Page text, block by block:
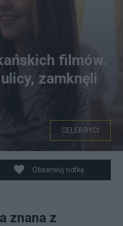
Źródło: Instagram,
filmów.
zamknęli
CELEBRYCI
Obserwuj notkę
znana z